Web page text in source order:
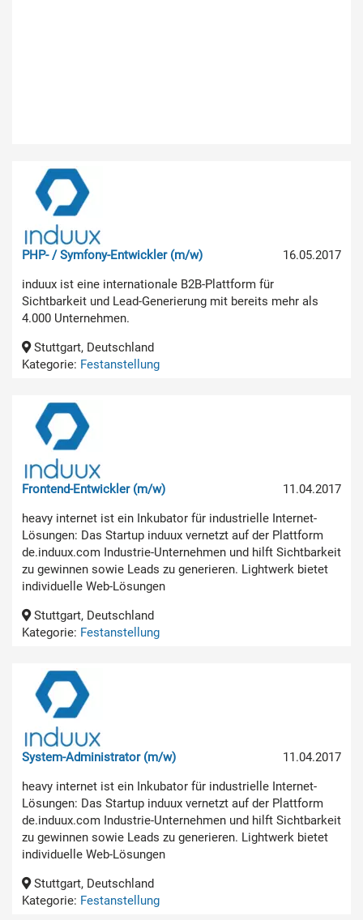
16.05.2017
PHP- / Symfony-Entwickler (m/w)
induux ist eine internationale B2B-Plattform für
Sichtbarkeit und Lead-Generierung mit bereits mehr als
4.000 Unternehmen.
Stuttgart, Deutschland
Kategorie: Festanstellung
11.04.2017
Frontend-Entwickler (m/w)
heavy internet ist ein Inkubator für industrielle Internet-
Lösungen: Das Startup induux vernetzt auf der Plattform
de.induux.com Industrie-Unternehmen und hilft Sichtbarkeit
zu gewinnen sowie Leads zu generieren. Lightwerk bietet
individuelle Web-Lösungen
Stuttgart, Deutschland
Kategorie: Festanstellung
11.04.2017
System-Administrator (m/w)
heavy internet ist ein Inkubator für industrielle Internet-
Lösungen: Das Startup induux vernetzt auf der Plattform
de.induux.com Industrie-Unternehmen und hilft Sichtbarkeit
zu gewinnen sowie Leads zu generieren. Lightwerk bietet
individuelle Web-Lösungen
Stuttgart, Deutschland
Kategorie: Festanstellung